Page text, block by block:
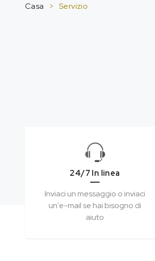
Casa > Servizio
24/7 In linea
Inviaci un messaggio o inviaci
un'e-mail se hai bisogno di
aiuto